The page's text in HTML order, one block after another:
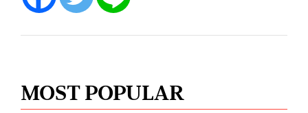
MOST POPULAR